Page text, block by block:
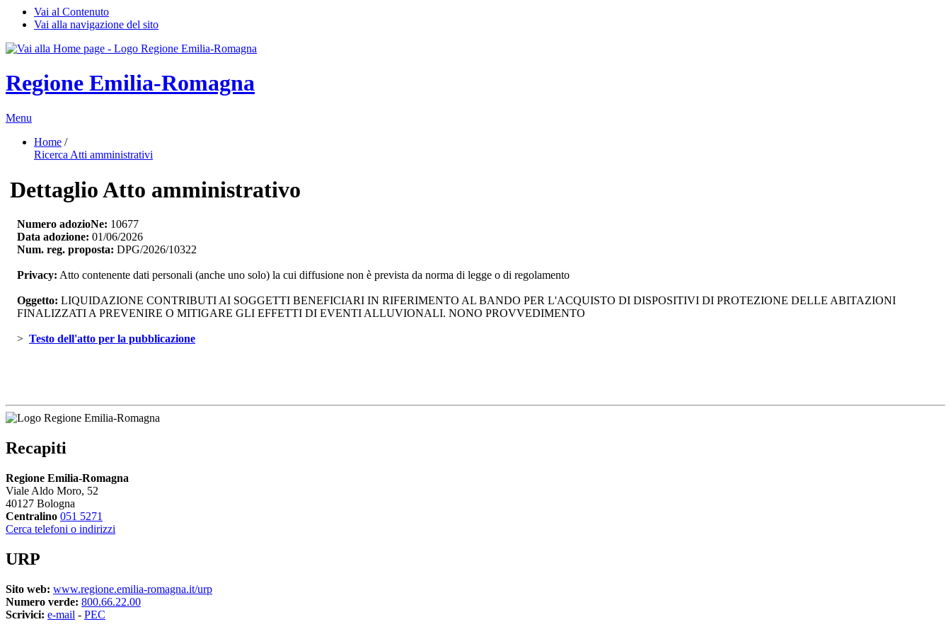
Vai al Contenuto
Vai alla navigazione del sito
Regione Emilia-Romagna
Menu
Home /
Ricerca Atti amministrativi
Dettaglio Atto amministrativo
Numero adozioNe: 10677
Data adozione: 01/06/2026
Num. reg. proposta: DPG/2026/10322
Privacy: Atto contenente dati personali (anche uno solo) la cui diffusione non è prevista da norma di legge o di regolamento
Oggetto: LIQUIDAZIONE CONTRIBUTI AI SOGGETTI BENEFICIARI IN RIFERIMENTO AL BANDO PER L'ACQUISTO DI DISPOSITIVI DI PROTEZIONE DELLE ABITAZIONI
FINALIZZATI A PREVENIRE O MITIGARE GLI EFFETTI DI EVENTI ALLUVIONALI. NONO PROVVEDIMENTO
> Testo dell'atto per la pubblicazione
Recapiti
Regione Emilia-Romagna
Viale Aldo Moro, 52
40127 Bologna
Centralino 051 5271
Cerca telefoni o indirizzi
URP
Sito web: www.regione.emilia-romagna.it/urp
Numero verde: 800.66.22.00
Scrivici: e-mail - PEC